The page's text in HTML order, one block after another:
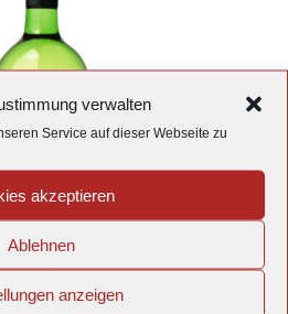
verwalten
Service auf dieser Webseite zu
akzeptieren
Ablehnen
anzeigen